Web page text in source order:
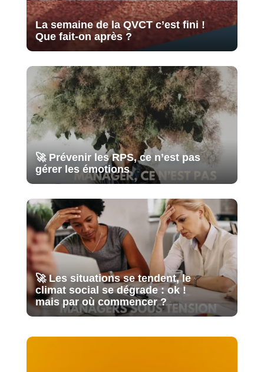
La semaine de la QVCT c’est fini !
Que fait-on après ?
🚀 Prévenir les RPS, ce n’est pas
gérer les émotions
🚀 Les situations se tendent, le
climat social se dégrade : ok !
mais par où commencer ?